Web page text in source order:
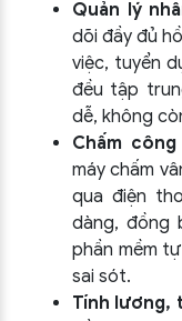
Quản lý
dõi đầy đủ
việc, tuyển
đều tập
dễ, không
Chấm
máy chấm
qua điện
dàng, đồng
phần mềm
sai sót.
Tính lương,